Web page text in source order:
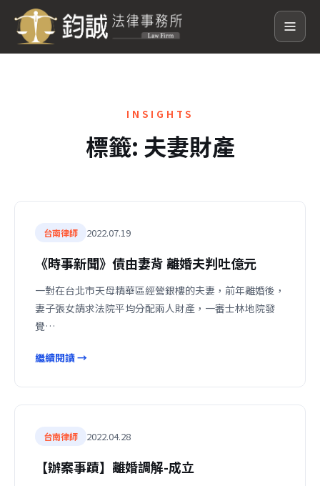
INSIGHTS
標籤: 夫妻財產
台南律師 2022.07.19
《時事新聞》債由妻背 離婚夫判吐億元
一對在台北市天母精華區經營銀樓的夫妻，前年離婚後，
妻子張女請求法院平均分配兩人財產，一審士林地院發
覺…
繼續閱讀 →
台南律師 2022.04.28
【辦案事蹟】離婚調解-成立